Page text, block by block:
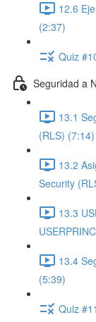
12.6
(2:37)
Quiz
Seguridad a
13.1
(RLS) (7:14)
13.2
Security
13.3
13.4
(5:39)
Quiz #11